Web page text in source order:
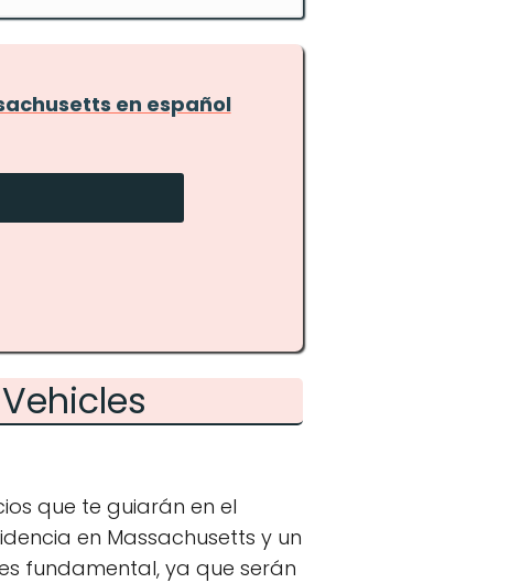
en español
que te guiarán en el
en Massachusetts y un
fundamental, ya que serán